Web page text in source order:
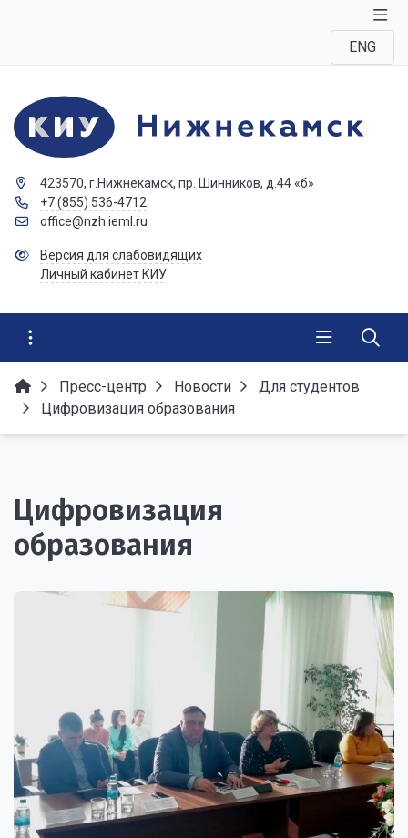
ENG
423570, г.Нижнекамск, пр. Шинников, д.44 «б»
+7 (855) 536-4712
office@nzh.ieml.ru
Версия для слабовидящих
Личный кабинет КИУ
Пресс-центр Новости
Для студентов
Цифровизация образования
Цифровизация
образования